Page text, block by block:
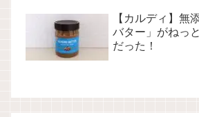
【カルディ】無
バター」がねっ
だった！